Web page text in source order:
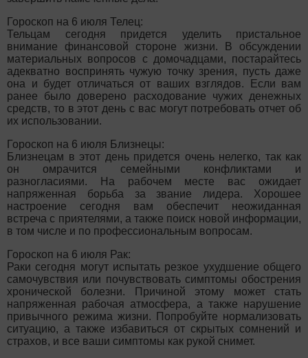
Гороскоп на 6 июля Телец:
Тельцам сегодня придется уделить пристальное
внимание финансовой стороне жизни. В обсуждении
материальных вопросов с домочадцами, постарайтесь
адекватно воспринять чужую точку зрения, пусть даже
она и будет отличаться от ваших взглядов. Если вам
ранее было доверено расходование чужих денежных
средств, то в этот день с вас могут потребовать отчет об
их использовании.
Гороскоп на 6 июля Близнецы:
Близнецам в этот день придется очень нелегко, так как
он омрачится семейными конфликтами и
разногласиями. На рабочем месте вас ожидает
напряженная борьба за звание лидера. Хорошее
настроение сегодня вам обеспечит неожиданная
встреча с приятелями, а также поиск новой информации,
в том числе и по профессиональным вопросам.
Гороскоп на 6 июля Рак:
Раки сегодня могут испытать резкое ухудшение общего
самочувствия или почувствовать симптомы обострения
хронической болезни. Причиной этому может стать
напряженная рабочая атмосфера, а также нарушение
привычного режима жизни. Попробуйте нормализовать
ситуацию, а также избавиться от скрытых сомнений и
страхов, и все ваши симптомы как рукой снимет.